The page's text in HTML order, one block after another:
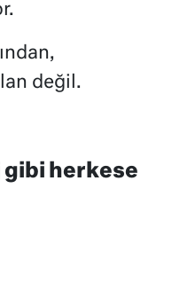
değil.
gibi herkese